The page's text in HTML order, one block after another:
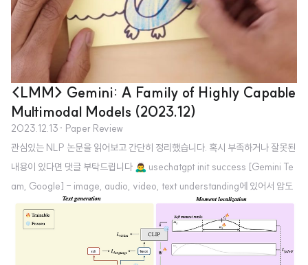
으로 LLM의 능력을 다양한 applica..
<LMM> Gemini: A Family of Highly Capable
Multimodal Models (2023.12)
2023.12.13 · Paper Review
관심있는 NLP 논문을 읽어보고 간단히 정리했습니다. 혹시 부족하거나 잘못된
내용이 있다면 댓글 부탁드립니다 🙇‍♂️ usechatgpt init success [Gemini Te
am, Google] - image, audio, video, text understanding에 있어서 압도
적인 능력을 보여주는 multimodal models faimily, Gemini - MMLU에서 h
uman-expert 이상의 performance를 달성한 최초의 케이스 1. Introductio
n 여러 modalities를 아우르는 능력을 지녔으면서도 각 도메인에서 뛰어난 un